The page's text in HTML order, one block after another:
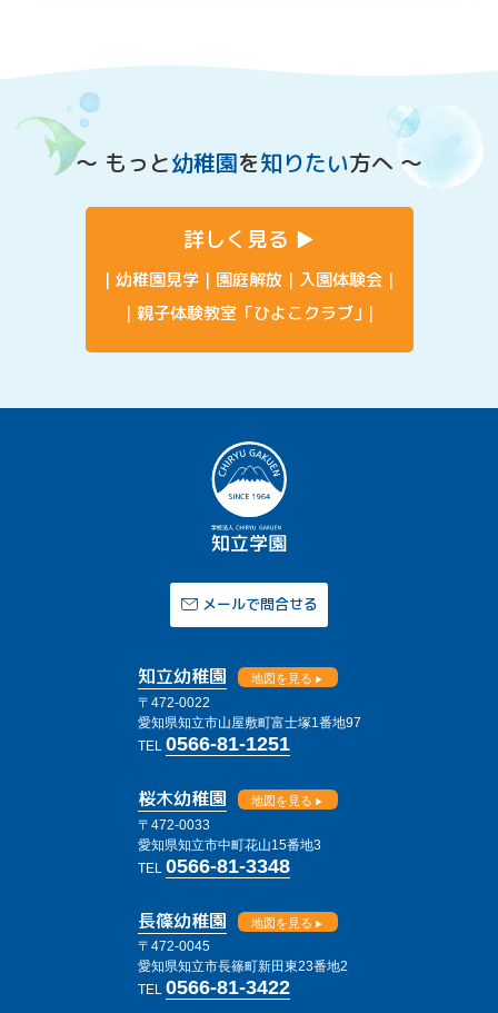
〜 もっと幼稚園を知りたい方へ 〜
詳しく見る
幼稚園見学 園庭解放
入園体験会
親子体験教室「ひよこクラブ」
メールで問合せる
知立幼稚園 地図を見る
〒472-0022
愛知県知立市山屋敷町富士塚1番地97
TEL 0566-81-1251
桜木幼稚園 地図を見る
〒472-0033
愛知県知立市中町花山15番地3
TEL 0566-81-3348
長篠幼稚園 地図を見る
〒472-0045
愛知県知立市長篠町新田東23番地2
TEL 0566-81-3422